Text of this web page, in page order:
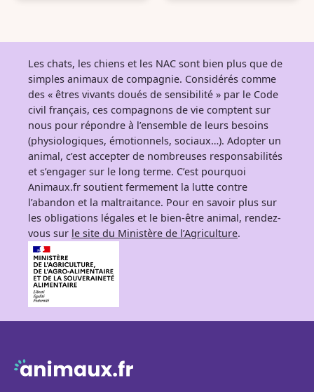
Les chats, les chiens et les NAC sont bien plus que de
simples animaux de compagnie. Considérés comme
des « êtres vivants doués de sensibilité » par le Code
civil français, ces compagnons de vie comptent sur
nous pour répondre à l’ensemble de leurs besoins
(physiologiques, émotionnels, sociaux…). Adopter un
animal, c’est accepter de nombreuses responsabilités
et s’engager sur le long terme. C’est pourquoi
Animaux.fr soutient fermement la lutte contre
l’abandon et la maltraitance. Pour en savoir plus sur
les obligations légales et le bien-être animal, rendez-
vous sur le site du Ministère de l’Agriculture.